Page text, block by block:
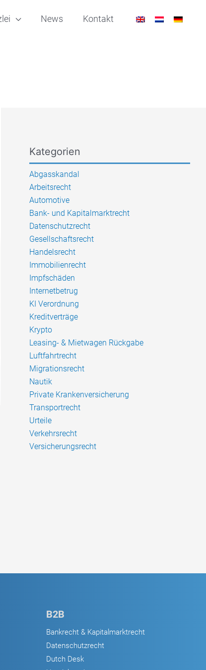
News Kontakt
Kategorien
Abgasskandal
Arbeitsrecht
Automotive
Bank- und Kapitalmarktrecht
Datenschutzrecht
Gesellschaftsrecht
Handelsrecht
Immobilienrecht
Impfschäden
Internetbetrug
KI Verordnung
Kreditverträge
Krypto
Leasing- & Mietwagen Rückgabe
Luftfahrtrecht
Migrationsrecht
Nautik
Private Krankenversicherung
Transportrecht
Urteile
Verkehrsrecht
Versicherungsrecht
B2B
Bankrecht & Kapitalmarktrecht
Datenschutzrecht
Dutch Desk